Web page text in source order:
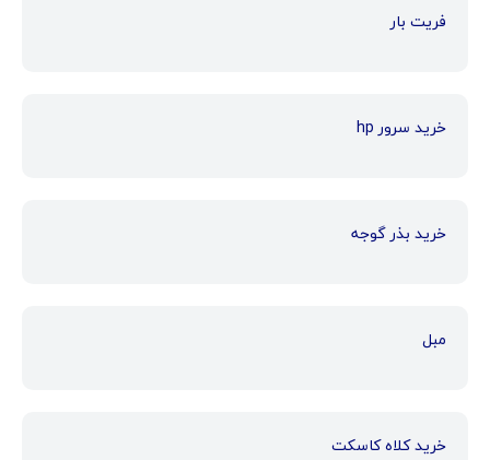
فریت بار
خرید سرور hp
خرید بذر گوجه
مبل
خرید کلاه کاسکت